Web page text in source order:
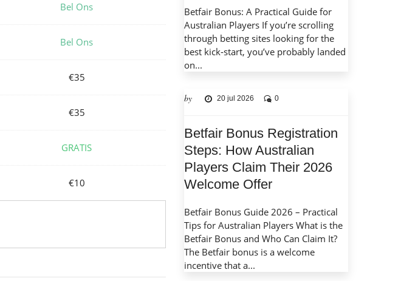
Bel Ons
Bel Ons
€35
€35
GRATIS
€10
Betfair Bonus: A Practical Guide for
Australian Players If you’re scrolling
through betting sites looking for the
best kick‑start, you’ve probably landed
on...
by 20 jul 2026 0
Betfair Bonus Registration
Steps: How Australian
Players Claim Their 2026
Welcome Offer
Betfair Bonus Guide 2026 – Practical
Tips for Australian Players What is the
Betfair Bonus and Who Can Claim It?
The Betfair bonus is a welcome
incentive that a...